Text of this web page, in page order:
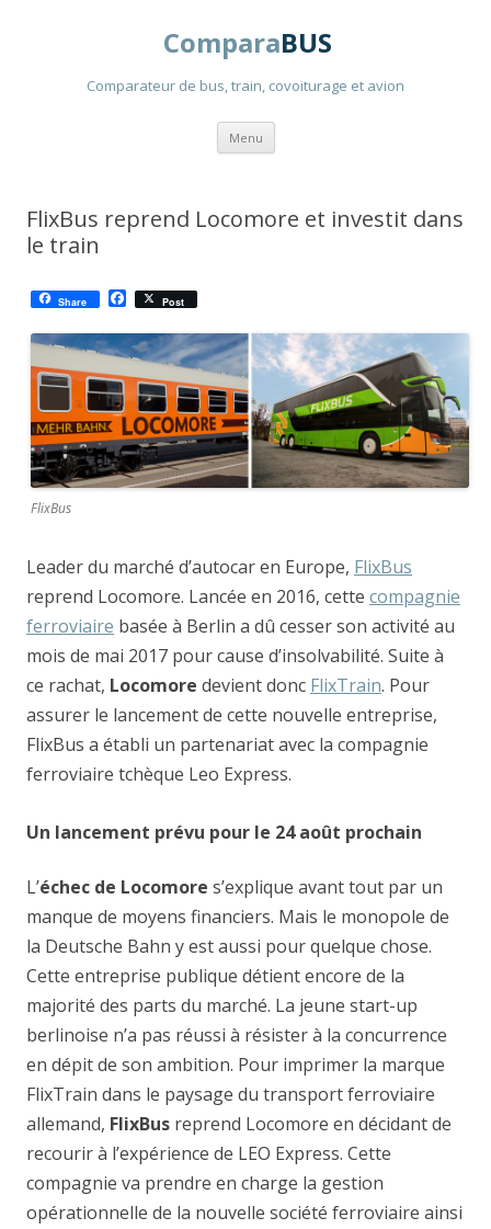
ComparaBUS
Comparateur de bus, train, covoiturage et avion
Menu Aller
contenu
FlixBus reprend Locomore et investit dans
le train
Share
a
c
e
b
o
o
k
Post
FlixBus
Leader du marché d’autocar en Europe, FlixBus
reprend Locomore. Lancée en 2016, cette compagnie
ferroviaire basée à Berlin a dû cesser son activité au
mois de mai 2017 pour cause d’insolvabilité. Suite à
ce rachat, Locomore devient donc FlixTrain. Pour
assurer le lancement de cette nouvelle entreprise,
FlixBus a établi un partenariat avec la compagnie
ferroviaire tchèque Leo Express.
Un lancement prévu pour le 24 août prochain
L’échec de Locomore s’explique avant tout par un
manque de moyens financiers. Mais le monopole de
la Deutsche Bahn y est aussi pour quelque chose.
Cette entreprise publique détient encore de la
majorité des parts du marché. La jeune start-up
berlinoise n’a pas réussi à résister à la concurrence
en dépit de son ambition. Pour imprimer la marque
FlixTrain dans le paysage du transport ferroviaire
allemand, FlixBus reprend Locomore en décidant de
recourir à l’expérience de LEO Express. Cette
compagnie va prendre en charge la gestion
opérationnelle de la nouvelle société ferroviaire ainsi